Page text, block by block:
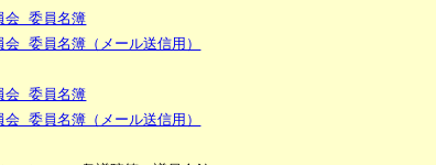
会 委員名簿
委員名簿（メール送信用）
会 委員名簿
委員名簿（メール送信用）